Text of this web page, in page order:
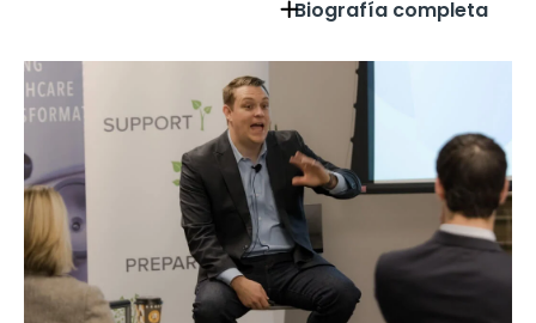
Biografía completa